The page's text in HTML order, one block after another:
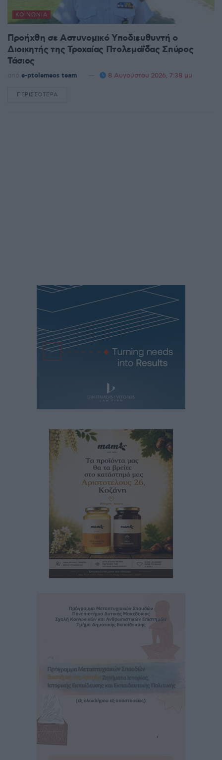
ΚΟΙΝΩΝΊΑ
Προήχθη σε Αστυνομικό Υποδιευθυντή ο
Διοικητής της Τροχαίας Πτολεμαΐδας Σπύρος
Τάσιος
από e-ptolemeos team 8 Αυγούστου 2026, 7:38 μμ
ΠΕΡΙΣΣΌΤΕΡΑ